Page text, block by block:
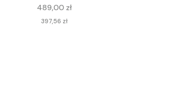
Cena
489,00 zł
Cena
397,56 zł